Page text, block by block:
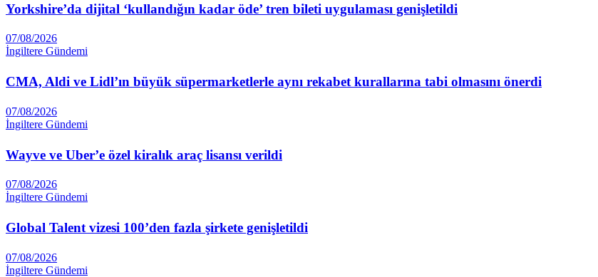
Yorkshire’da dijital ‘kullandığın kadar öde’ tren bileti uygulaması genişletildi
07/08/2026
İngiltere Gündemi
CMA, Aldi ve Lidl’ın büyük süpermarketlerle aynı rekabet kurallarına tabi olmasını önerdi
07/08/2026
İngiltere Gündemi
Wayve ve Uber’e özel kiralık araç lisansı verildi
07/08/2026
İngiltere Gündemi
Global Talent vizesi 100’den fazla şirkete genişletildi
07/08/2026
İngiltere Gündemi